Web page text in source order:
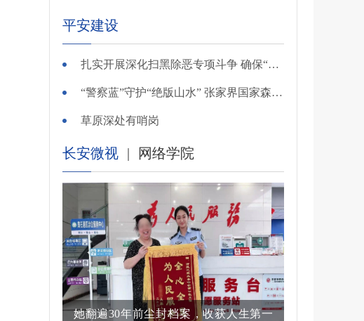
平安建设
扎实开展深化扫黑除恶专项斗争 确保“全年全域平平安安、平平稳稳”——广东召开全省扫黑除恶专项斗争视频
“警察蓝”守护“绝版山水” 张家界国家森林公园景区派出所深化“生态警务”建设
草原深处有哨岗
长安微视 | 网络学院
她翻遍30年前尘封档案，收获人生第一